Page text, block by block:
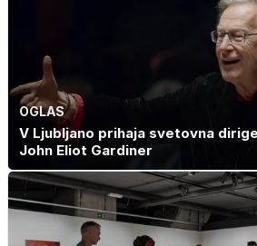
OGLAS
V Ljubljano prihaja svetovna
John Eliot Gardiner